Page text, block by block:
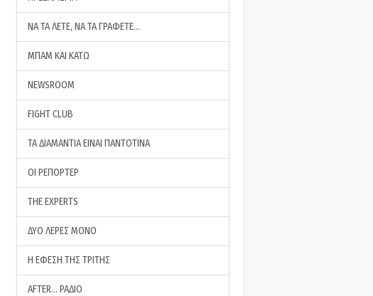
ΝΑ ΤΑ ΛΕΤΕ, ΝΑ ΤΑ ΓΡΑΦΕΤΕ…
ΜΠΑΜ ΚΑΙ ΚΑΤΩ
NEWSROOM
FIGHT CLUB
ΤΑ ΔΙΑΜΑΝΤΙΑ ΕΙΝΑΙ ΠΑΝΤΟΤΙΝΑ
ΟΙ ΡΕΠΟΡΤΕΡ
THE EXPERTS
ΔΥΟ ΛΕΡΕΣ ΜΟΝΟ
Η ΕΦΕΣΗ ΤΗΣ ΤΡΙΤΗΣ
AFTER… ΡΑΔΙΟ